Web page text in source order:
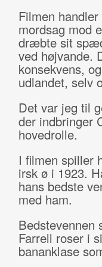
Filmen
mordsag mod
dræbte sit
ved højvande.
konsekvens,
udlandet, selv
Det var jeg til
der indbringer
hovedrolle.
I filmen spiller
irsk ø i 1923.
hans bedste
med ham.
Bedstevennen
Farrell roser i
bananklase